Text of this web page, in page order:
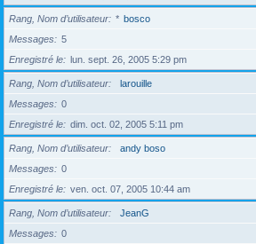
Rang, Nom d’utilisateur * bosco
Messages
5
Enregistré le
lun. sept. 26, 2005 5:29 pm
Rang, Nom d’utilisateur
larouille
Messages
0
Enregistré le
dim. oct. 02, 2005 5:11 pm
Rang, Nom d’utilisateur
andy boso
Messages
0
Enregistré le
ven. oct. 07, 2005 10:44 am
Rang, Nom d’utilisateur
JeanG
Messages
0